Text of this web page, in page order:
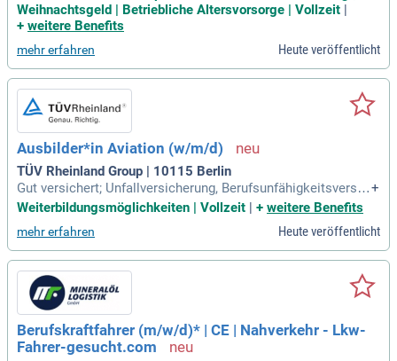
tzversicherung; Bis zu 35 Tage Urlaub; Urlaubszuschuss und
Weihnachtsgeld; 50 € Gutschein pro Monat zum Einkaufen,
Weihnachtsgeld | Betriebliche Altersvorsorge | Vollzeit |
+ weitere Benefits
mehr erfahren Heute veröffentlicht
Ausbilder*in Aviation (w/m/d)
TÜV Rheinland Group | 10115 Berlin
Gut versichert; Unfallversicherung, Berufsunfähigkeitsversic
herung, vergünstigte Versicherungen. Gesundheitsschutzma
hmen und mehr.
+
Weiterbildungsmöglichkeiten | Vollzeit
+ weitere Benefits
mehr erfahren Heute veröffentlicht
Berufskraftfahrer (m/w/d)* | CE | Nahverkehr - Lkw-
Fahrer-gesucht.com